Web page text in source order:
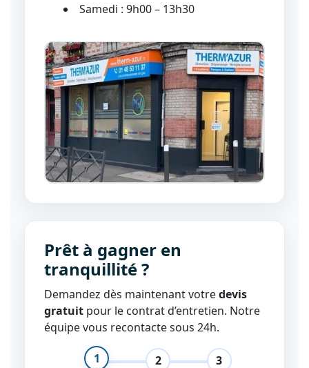
Samedi : 9h00 – 13h30
Prêt à gagner en
tranquillité ?
Demandez dès maintenant votredevis
gratuit pour le contrat d’entretien. Notre
équipe vous recontacte sous 24h.
1 2 3